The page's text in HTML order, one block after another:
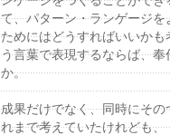
て、パターン・ランゲージ
ためにはどうすればいいか
う言葉で表現するならば、
か。
成果だけでなく、同時にそ
れまで考えていたけれども